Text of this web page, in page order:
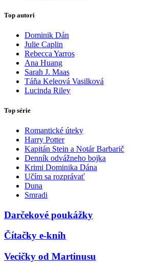
Top autori
Dominik Dán
Julie Caplin
Rebecca Yarros
Ana Huang
Sarah J. Maas
Táňa Keleová Vasilková
Lucinda Riley
Top série
Romantické úteky
Harry Potter
Kapitán Stein a Notár Barbarič
Denník odvážneho bojka
Krimi Dominika Dána
Učím sa rozprávať
Duna
Smradi
Darčekové poukážky
Čítačky e-kníh
Vecičky od Martinusu